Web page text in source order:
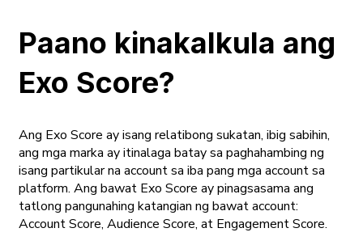
Paano kinakalkula ang
Exo Score?
Ang Exo Score ay isang relatibong sukatan, ibig sabihin,
ang mga marka ay itinalaga batay sa paghahambing ng
isang partikular na account sa iba pang mga account sa
platform. Ang bawat Exo Score ay pinagsasama ang
tatlong pangunahing katangian ng bawat account:
Account Score, Audience Score, at Engagement Score.